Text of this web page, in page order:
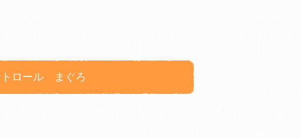
ロール まぐろ